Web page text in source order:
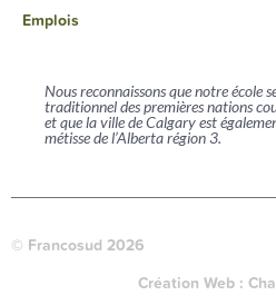
Emplois
Nous reconnaissons que notre école
traditionnel des premières nations
et que la ville de Calgary est
métisse de l’Alberta région 3.
© Francosud 2026
Création Web :